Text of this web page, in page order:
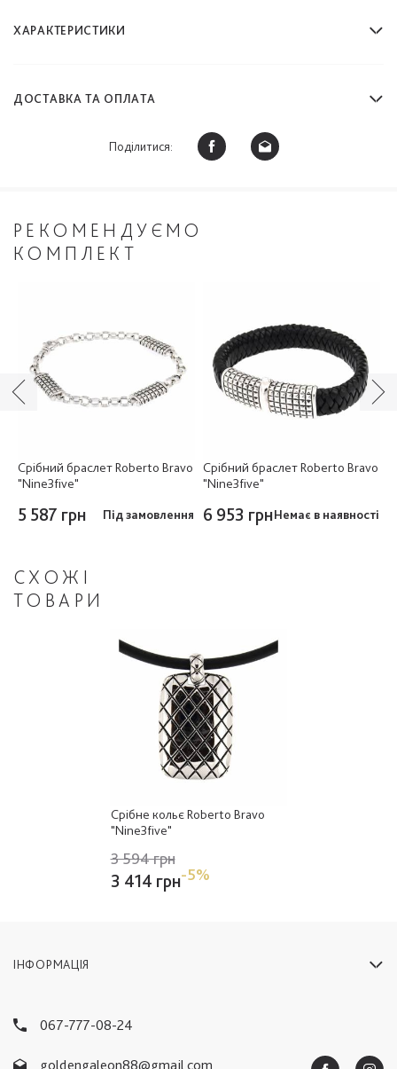
ХАРАКТЕРИСТИКИ
ДОСТАВКА ТА ОПЛАТА
Поділитися:
РЕКОМЕНДУЄМО
КОМПЛЕКТ
Срібний браслет Roberto Bravo
"Nine3five"
5 587 грн Під замовлення
Срібний браслет Roberto Bravo
"Nine3five"
6 953 грнНемає в наявності
СХОЖІ
ТОВАРИ
Срібне кольє Roberto Bravo
"Nine3five"
3 594 грн
3 414 грн-5%
ІНФОРМАЦІЯ
067-777-08-24
goldengaleon88@gmail.com